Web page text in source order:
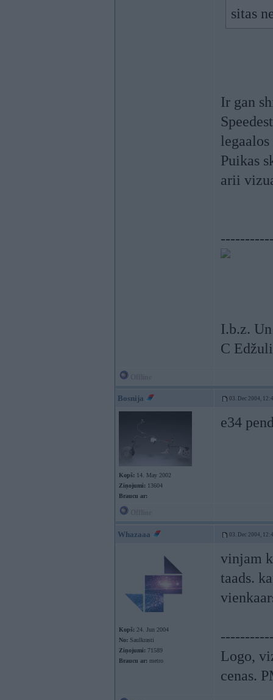
sitas
Ir gan
legaalos
Puikas
arii
I.b.z.
C
Bosnija 03. Dec 2004,
Kopš: 14. May 2002
Ziņojumi: 13604
Braucu ar:
e34
Whazaaa 03. Dec 2004,
Kopš: 24. Jun 2004
No: Saulkrasti
Ziņojumi: 71589
Braucu ar: metro
vinjam
taads.
Logo,
cenas.